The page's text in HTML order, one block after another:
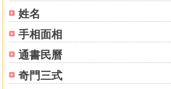
姓名
手相面相
通書民曆
奇門三式